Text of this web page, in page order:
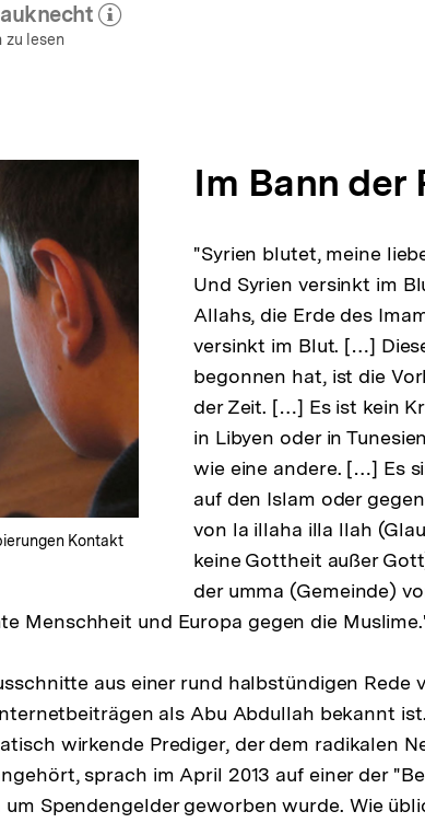
zum Autor)
zu lesen
Kontakt
Im Bann der
"Syrien blutet, meine
Und Syrien versinkt im
Allahs, die Erde des
versinkt im Blut. […]
begonnen hat, ist die
der Zeit. […] Es ist kein
in Libyen oder in
wie eine andere. […] Es
auf den Islam oder
von la illaha illa llah
keine Gottheit außer
der umma (Gemeinde)
Menschheit und Europa gegen die
aus einer rund halbstündigen Rede
als Abu Abdullah bekannt
wirkende Prediger, der dem radikalen
sprach im April 2013 auf einer der
um Spendengelder geworben wurde. Wie